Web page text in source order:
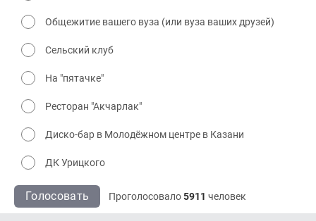
Общежитие вашего вуза (или вуза ваших друзей)
Сельский клуб
На "пятачке"
Ресторан "Акчарлак"
Диско-бар в Молодёжном центре в Казани
ДК Урицкого
Голосовать Проголосовало5911 человек